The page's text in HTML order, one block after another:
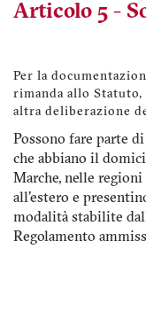
Articolo 5 -
Per la
rimanda allo Statuto,
altra deliberazione
Possono fare parte
che abbiano il
Marche, nelle
all'estero e
modalità stabilite
Regolamento